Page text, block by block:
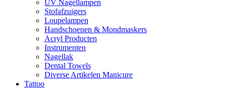
UV Nagellampen
Stofafzuigers
Loupelampen
Handschoenen & Mondmaskers
Acryl Producten
Instrumenten
Nagellak
Dental Towels
Diverse Artikelen Manicure
Tattoo